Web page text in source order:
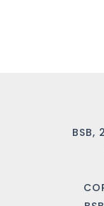
BSB,